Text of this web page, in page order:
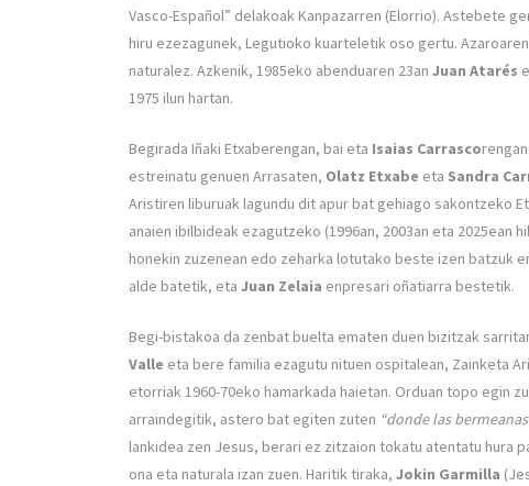
Vasco-Español” delakoak Kanpazarren (Elorrio). Astebete
hiru ezezagunek, Legutioko kuarteletik oso gertu.
naturalez. Azkenik, 1985eko abenduaren 23an Juan Atarés
1975 ilun hartan.
Begirada Iñaki Etxaberengan, bai eta Isaias Carrasco
estreinatu genuen Arrasaten, Olatz Etxabe eta Sandra
Aristiren liburuak lagundu dit apur bat gehiago sakontzeko
anaien ibilbideak ezagutzeko (1996an, 2003an eta 2025ean
honekin zuzenean edo zeharka lotutako beste izen batzuk
alde batetik, eta Juan Zelaia enpresari oñatiarra bestetik.
Begi-bistakoa da zenbat buelta ematen duen bizitzak
Valle eta bere familia ezagutu nituen ospitalean, Zainketa
etorriak 1960-70eko hamarkada haietan. Orduan topo egin
arraindegitik, astero bat egiten zuten “donde las
lankidea zen Jesus, berari ez zitzaion tokatu atentatu hura
ona eta naturala izan zuen. Haritik tiraka, Jokin Garmilla